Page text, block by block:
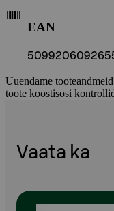
EAN
Uuendame
toote koostisosi
Vaata ka